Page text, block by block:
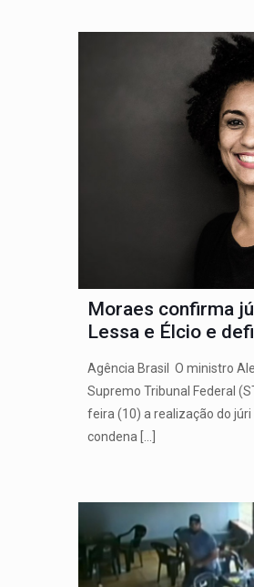
Moraes confirma
Lessa e Élcio e
Agência Brasil O ministro
Supremo Tribunal Federal
feira (10) a realização do
condena […]